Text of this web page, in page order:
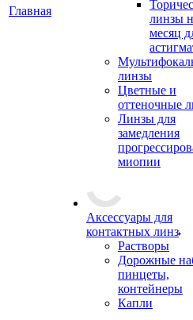
Главная
линзы
месяц
линзы
Цветные и
оттеночные
Линзы для
замедления
миопии
Аксессуары для
контактных линз
Растворы
Дорожные
пинцеты,
контейнеры
Капли